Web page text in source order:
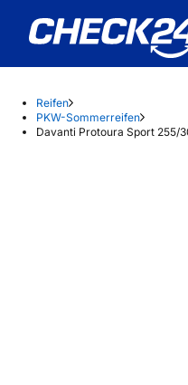
Reifen
PKW-Sommerreifen
Davanti Protoura Sport 255/